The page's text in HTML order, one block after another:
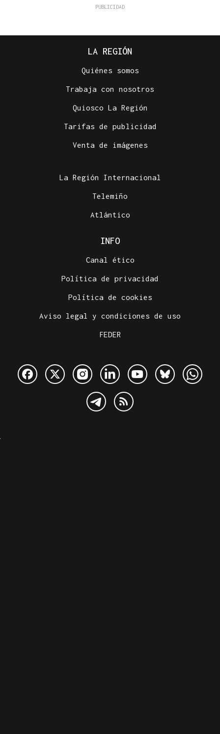
LA REGIÓN
Quiénes somos
Trabaja con nosotros
Quiosco La Región
Tarifas de publicidad
Venta de imágenes
La Región Internacional
Telemiño
Atlántico
INFO
Canal ético
Política de privacidad
Política de cookies
Aviso legal y condiciones de uso
FEDER